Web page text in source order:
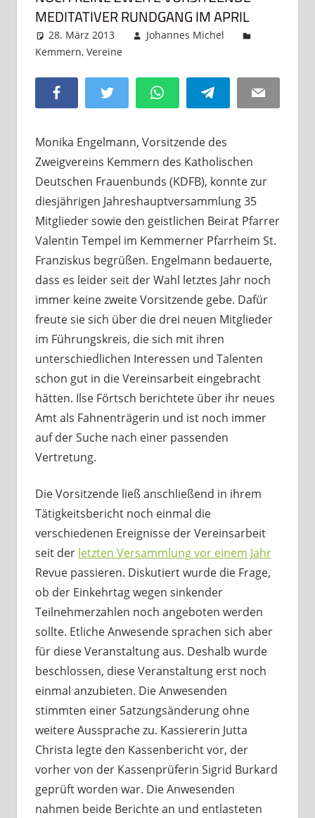
MEDITATIVER RUNDGANG IM APRIL
28. März 2013
Johannes Michel
Kemmern, Vereine
Facebook Twitter WhatsAppTelegram Email
Monika Engelmann, Vorsitzende des
Zweigvereins Kemmern des Katholischen
Deutschen Frauenbunds (KDFB), konnte zur
diesjährigen Jahreshauptversammlung 35
Mitglieder sowie den geistlichen Beirat Pfarrer
Valentin Tempel im Kemmerner Pfarrheim St.
Franziskus begrüßen. Engelmann bedauerte,
dass es leider seit der Wahl letztes Jahr noch
immer keine zweite Vorsitzende gebe. Dafür
freute sie sich über die drei neuen Mitglieder
im Führungskreis, die sich mit ihren
unterschiedlichen Interessen und Talenten
schon gut in die Vereinsarbeit eingebracht
hätten. Ilse Förtsch berichtete über ihr neues
Amt als Fahnenträgerin und ist noch immer
auf der Suche nach einer passenden
Vertretung.
Die Vorsitzende ließ anschließend in ihrem
Tätigkeitsbericht noch einmal die
verschiedenen Ereignisse der Vereinsarbeit
seit der letzten Versammlung vor einem Jahr
Revue passieren. Diskutiert wurde die Frage,
ob der Einkehrtag wegen sinkender
Teilnehmerzahlen noch angeboten werden
sollte. Etliche Anwesende sprachen sich aber
für diese Veranstaltung aus. Deshalb wurde
beschlossen, diese Veranstaltung erst noch
einmal anzubieten. Die Anwesenden
stimmten einer Satzungsänderung ohne
weitere Aussprache zu. Kassiererin Jutta
Christa legte den Kassenbericht vor, der
vorher von der Kassenprüferin Sigrid Burkard
geprüft worden war. Die Anwesenden
nahmen beide Berichte an und entlasteten